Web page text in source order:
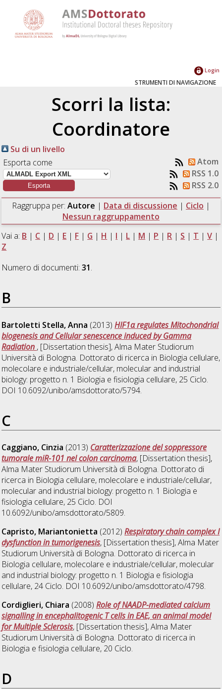
Login
STRUMENTI DI NAVIGAZIONE
Scorri la lista:
Coordinatore
Su di un livello
Esporta come
Atom
RSS 1.0
RSS 2.0
Raggruppa per: Autore | Data di discussione | Ciclo |
Nessun raggruppamento
Vai a: B | C | D | E | F | G | H | I | L | M | P | R | S | T |V |
Z
Numero di documenti:31.
B
Bartoletti Stella, Anna (2013)HIF1α regulates Mitochondrial
biogenesis and Cellular senescence induced by Gamma
Radiation , [Dissertation thesis], Alma Mater Studiorum
Università di Bologna. Dottorato di ricerca in Biologia cellulare,
molecolare e industriale/cellular, molecular and industrial
biology: progetto n. 1 Biologia e fisiologia cellulare, 25 Ciclo.
DOI 10.6092/unibo/amsdottorato/5794.
C
Caggiano, Cinzia (2013) Caratterizzazione del soppressore
tumorale miR-101 nel colon carcinoma, [Dissertation thesis],
Alma Mater Studiorum Università di Bologna. Dottorato di
ricerca in Biologia cellulare, molecolare e industriale/cellular,
molecular and industrial biology: progetto n. 1 Biologia e
fisiologia cellulare, 25 Ciclo. DOI
10.6092/unibo/amsdottorato/5809.
Capristo, Mariantonietta (2012)Respiratory chain complex I
dysfunction in tumorigenesis, [Dissertation thesis], Alma Mater
Studiorum Università di Bologna. Dottorato di ricerca in
Biologia cellulare, molecolare e industriale/cellular, molecular
and industrial biology: progetto n. 1 Biologia e fisiologia
cellulare, 24 Ciclo. DOI 10.6092/unibo/amsdottorato/4798.
Cordiglieri, Chiara (2008)Role of NAADP-mediated calcium
signalling in encephalitogenic T cells in EAE, an animal model
for Multiple Sclerosis, [Dissertation thesis], Alma Mater
Studiorum Università di Bologna. Dottorato di ricerca in
Biologia e fisiologia cellulare, 20 Ciclo.
D